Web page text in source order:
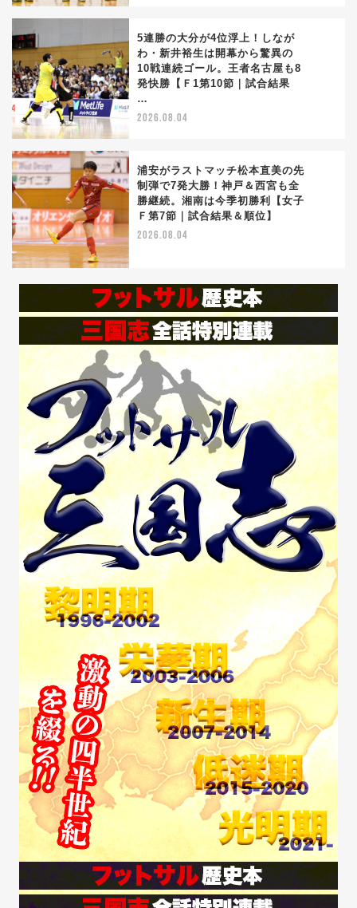
5連勝の大分が4位浮上！しなが
わ・新井裕生は開幕から驚異の
10戦連続ゴール。王者名古屋も8
発快勝【Ｆ1第10節｜試合結果
…
2026.08.04
浦安がラストマッチ松本直美の先
制弾で7発大勝！神戸＆西宮も全
勝継続。湘南は今季初勝利【女子
Ｆ第7節｜試合結果＆順位】
2026.08.04